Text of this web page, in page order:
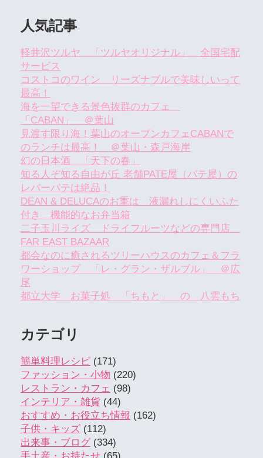
人気記事
軽井沢ツルヤ 「ツルヤオリジナル」 全国宅配
サービス
コストコのワイン リーズナブルで美味しいって
最高！
海を一望できる景色抜群のカフェ
「CABAN」 ＠葉山
見渡す限り海！葉山のオープンカフェCABANで
のランチは最高！ ＠葉山・森戸海岸
幻の日本酒 「天下の春」
知る人ぞ知る自由が丘 老舗PATE屋（パテ屋）の
レバーパテは絶品！
DEAN & DELUCAのお重は 液漏れしにくいふた
付き 機能的なお弁当箱
二子玉川ライズ ドライフルーツなどの専門店
FAR EAST BAZAAR
都会なのに癒されるツリーハウスのカフェ＆フラ
ワーショップ 「レ・グラン・ザルブル」 ＠広
尾
都立大学 お菓子処 「ちもと」 の 八雲もち
カテゴリ
簡単料理レシピ (171)
ファッション・小物 (220)
レストラン・カフェ (98)
インテリア・雑貨 (44)
おすすめ・お役立ち情報 (162)
子供・キッズ (112)
出来事・ブログ (334)
手土産・お持たせ (65)